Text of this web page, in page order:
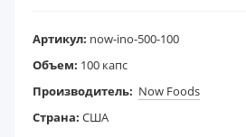
Артикул: now-ino-500-100
Объем: 100 капс
Производитель: Now Foods
Страна: США